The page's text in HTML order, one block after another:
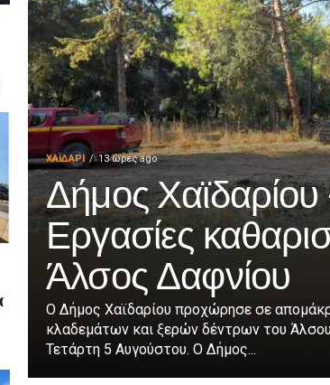
ΧΑΪΔΑΡΙ 13 ώρες ago
Δήμος
Εργασίες
Άλσος Δαφνίου
Ο Δήμος Χαϊδαρίου προχώρησε σε
κλαδεμάτων και ξερών δέντρων του
Τετάρτη 5 Αυγούστου. Ο Δήμος...